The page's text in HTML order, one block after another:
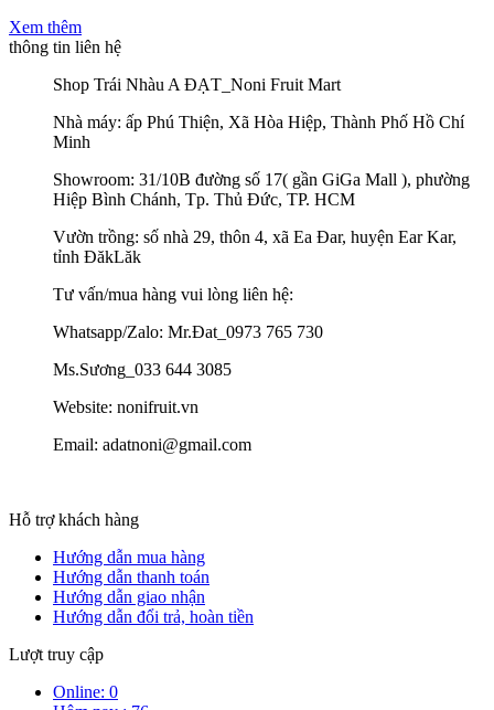
Xem thêm
thông tin liên hệ
Shop Trái Nhàu A ĐẠT_Noni Fruit Mart
Nhà máy: ấp Phú Thiện, Xã Hòa Hiệp, Thành Phố Hồ Chí
Minh
Showroom: 31/10B đường số 17( gần GiGa Mall ), phường
Hiệp Bình Chánh, Tp. Thủ Đức, TP. HCM
Vườn trồng: số nhà 29, thôn 4, xã Ea Đar, huyện Ear Kar,
tỉnh ĐăkLăk
Tư vấn/mua hàng vui lòng liên hệ:
Whatsapp/Zalo: Mr.Đat_0973 765 730
Ms.Sương_033 644 3085
Website: nonifruit.vn
Email: adatnoni@gmail.com
Hỗ trợ khách hàng
Hướng dẫn mua hàng
Hướng dẫn thanh toán
Hướng dẫn giao nhận
Hướng dẫn đổi trả, hoàn tiền
Lượt truy cập
Online: 0